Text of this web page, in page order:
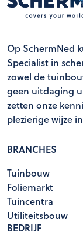
Op SchermNed
Specialist in
zowel de
geen uitdaging
zetten onze
plezierige wijze
BRANCHES
Tuinbouw
Foliemarkt
Tuincentra
Utiliteitsbouw
BEDRIJF